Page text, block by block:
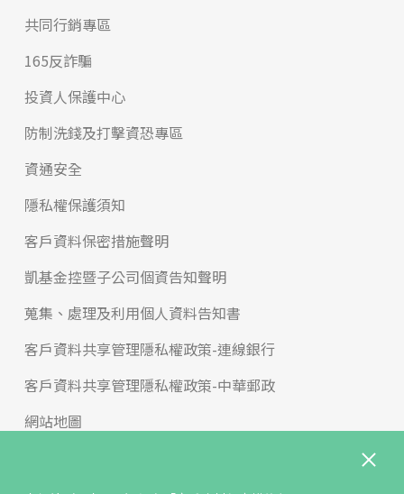
共同行銷專區
165反詐騙
投資人保護中心
防制洗錢及打擊資恐專區
資通安全
隱私權保護須知
客戶資料保密措施聲明
凱基金控暨子公司個資告知聲明
蒐集、處理及利用個人資料告知書
客戶資料共享管理隱私權政策-連線銀行
客戶資料共享管理隱私權政策-中華郵政
網站地圖